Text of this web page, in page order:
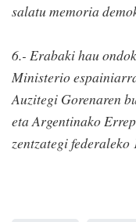
salatu memoria
6.- Erabaki hau
Ministerio
Auzitegi Gorenaren
eta Argentinako
zentzategi